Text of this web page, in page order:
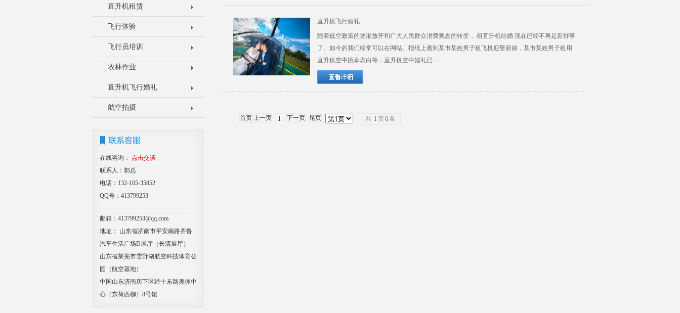
直升机租赁
飞行体验
飞行员培训
农林作业
直升机飞行婚礼
航空拍摄
在线咨询：
点击交谈
联系人：郭总
电话：132-105-35852
QQ号：413799253
邮箱：413799253@qq.com
地址： 山东省济南市平安南路齐鲁
汽车生活广场D展厅（长清展厅）
山东省莱芜市雪野湖航空科技体育公
园（航空基地）
中国山东济南历下区经十东路奥体中
心（东荷西柳）8号馆
直升机飞行婚礼
随着低空政策的逐渐放开和广大人民群众消费观念的转变， 租直升机结婚 现在已经不再是新鲜事
了。如今的我们经常可以在网站、报纸上看到某市某姓男子租飞机迎娶新娘，某市某姓男子租用
直升机空中跳伞表白等，直升机空中婚礼已...
首页 上一页 1 下一页 尾页 共 1 页6条